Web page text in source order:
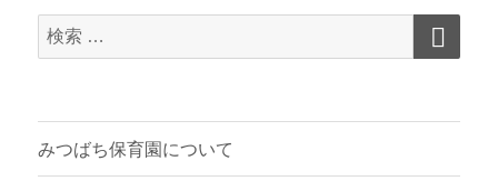
検
索
象:
検
みつばち保育園について